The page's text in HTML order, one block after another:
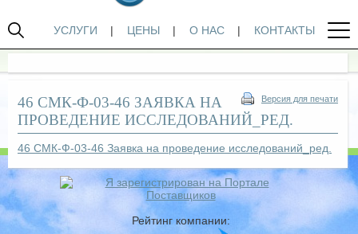
УСЛУГИ | ЦЕНЫ | О НАС | КОНТАКТЫ
Версия для печати
46 СМК-Ф-03-46 ЗАЯВКА НА
ПРОВЕДЕНИЕ ИССЛЕДОВАНИЙ_РЕД.
46 СМК-Ф-03-46 Заявка на проведение исследований_ред.
Рейтинг компании: